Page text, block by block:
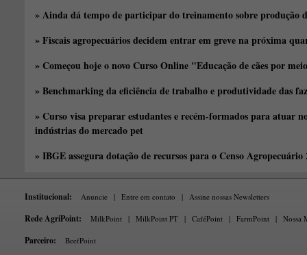
» Ainda dá tempo de participar do treinamento sobre produção
» Fiscais agropecuários decidem entrar em greve na próxima
» Começou hoje o novo Curso Online "Educação de cães por
» Benchmarking da eficiência de trabalho e produtividade das
» Curso visa preparar estudantes e recém-formados para atuar
indústrias do mercado pet
» IBGE assegura dotação de recursos para o Censo Agropecuário
Institucional: Anuncie | Entre em contato | Assine nossas Newsletters
Rede AgriPoint: MilkPoint | MilkPoint PT | CaféPoint | FarmPoint | Nossa
Parceiro: BeefPoint